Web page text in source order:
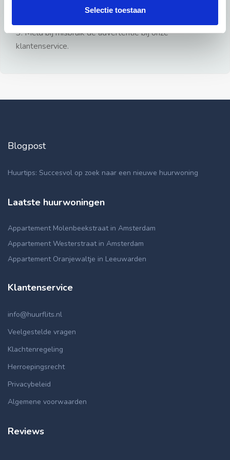
Selectie toestaan
3: Meld bij misbruik de advertentie bij onze
klantenservice.
Blogpost
Huurtips: Succesvol op zoek naar een nieuwe huurwoning
Laatste huurwoningen
Appartement Molenbeekstraat in Amsterdam
Appartement Westerstraat in Amsterdam
Appartement Oranjewaltje in Leeuwarden
Klantenservice
info@huurflits.nl
Veelgestelde vragen
Klachtenregeling
Herroepingsrecht
Privacybeleid
Algemene voorwaarden
Reviews